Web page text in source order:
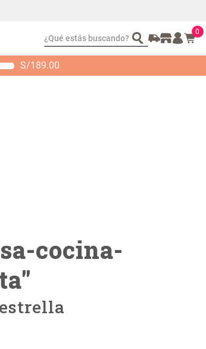
¿Qué estás buscando? 0
S/189.00
cocina-
"